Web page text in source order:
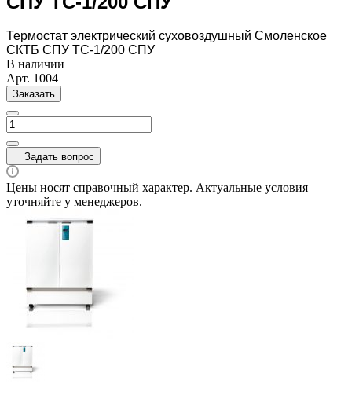
Термостат электрический суховоздушный Смоленское
СКТБ СПУ ТС-1/200 СПУ
В наличии
Арт. 1004
Заказать
Задать вопрос
Цены носят справочный характер. Актуальные условия
уточняйте у менеджеров.